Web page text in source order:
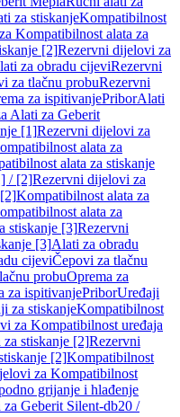
za stiskanjeKompatibilnost
Kompatibilnost alata za
[2]Rezervni dijelovi za
za obradu cijeviRezervni
za tlačnu probuRezervni
za ispitivanjePriborAlati
Alati za Geberit
[1]Rezervni dijelovi za
alata za
alata za stiskanje
/ [2]Rezervni dijelovi za
Kompatibilnost alata za
alata za
stiskanje [3]Rezervni
[3]Alati za obradu
cijeviČepovi za tlačnu
probuOprema za
za ispitivanjePriborUređaji
za stiskanjeKompatibilnost
za Kompatibilnost uređaja
stiskanje [2]Rezervni
[2]Kompatibilnost
za Kompatibilnost
grijanje i hlađenje
Geberit Silent-db20 /